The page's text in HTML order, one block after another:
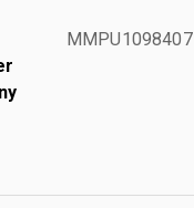
MMPU1098407